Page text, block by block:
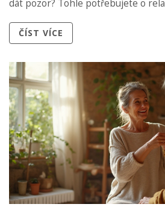
dát pozor? Tohle potřebujete o
ČÍST VÍCE